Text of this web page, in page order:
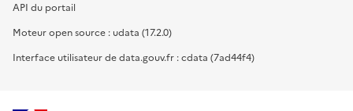
API du portail
Moteur open source : udata (17.2.0)
Interface utilisateur de data.gouv.fr : cdata (7ad44f4)